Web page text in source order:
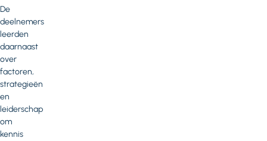
De
deelnemers
leerden
daarnaast
over
factoren,
strategieën
en
leiderschap
om
kennis